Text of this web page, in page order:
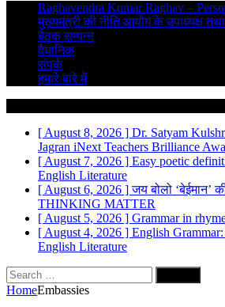
Raghavendra Kumar Raghav –
मुख्यमंत्री की नीति आयोग के उपाध्यक्ष
बैठक सम्पन्न
वैधानिक
संपर्क
हमारे बारे में
[ August 8, 2026 ] Dr. Satyam
Jagran iNext Teachers Brilliance
[ August 7, 2026 ] Easy poetic
English Literature
[ August 6, 2026 ]जय बोलो ‘बेईमान’
THINKING MATTER
[ August 5, 2026 ] Grammar in
[ August 4, 2026 ] English
English Literature
Search
for:
HomeEmbassies